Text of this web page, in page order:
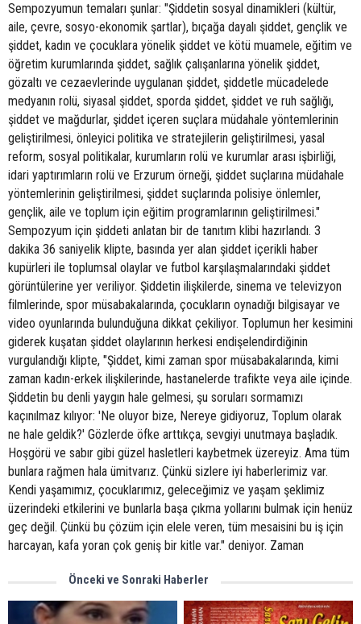
Sempozyumun temaları şunlar: "Şiddetin sosyal dinamikleri (kültür,
aile, çevre, sosyo-ekonomik şartlar), bıçağa dayalı şiddet, gençlik ve
şiddet, kadın ve çocuklara yönelik şiddet ve kötü muamele, eğitim ve
öğretim kurumlarında şiddet, sağlık çalışanlarına yönelik şiddet,
gözaltı ve cezaevlerinde uygulanan şiddet, şiddetle mücadelede
medyanın rolü, siyasal şiddet, sporda şiddet, şiddet ve ruh sağlığı,
şiddet ve mağdurlar, şiddet içeren suçlara müdahale yöntemlerinin
geliştirilmesi, önleyici politika ve stratejilerin geliştirilmesi, yasal
reform, sosyal politikalar, kurumların rolü ve kurumlar arası işbirliği,
idari yaptırımların rolü ve Erzurum örneği, şiddet suçlarına müdahale
yöntemlerinin geliştirilmesi, şiddet suçlarında polisiye önlemler,
gençlik, aile ve toplum için eğitim programlarının geliştirilmesi."
Sempozyum için şiddeti anlatan bir de tanıtım klibi hazırlandı. 3
dakika 36 saniyelik klipte, basında yer alan şiddet içerikli haber
kupürleri ile toplumsal olaylar ve futbol karşılaşmalarındaki şiddet
görüntülerine yer veriliyor. Şiddetin ilişkilerde, sinema ve televizyon
filmlerinde, spor müsabakalarında, çocukların oynadığı bilgisayar ve
video oyunlarında bulunduğuna dikkat çekiliyor. Toplumun her kesimini
giderek kuşatan şiddet olaylarının herkesi endişelendirdiğinin
vurgulandığı klipte, "Şiddet, kimi zaman spor müsabakalarında, kimi
zaman kadın-erkek ilişkilerinde, hastanelerde trafikte veya aile içinde.
Şiddetin bu denli yaygın hale gelmesi, şu soruları sormamızı
kaçınılmaz kılıyor: 'Ne oluyor bize, Nereye gidiyoruz, Toplum olarak
ne hale geldik?' Gözlerde öfke arttıkça, sevgiyi unutmaya başladık.
Hoşgörü ve sabır gibi güzel hasletleri kaybetmek üzereyiz. Ama tüm
bunlara rağmen hala ümitvarız. Çünkü sizlere iyi haberlerimiz var.
Kendi yaşamımız, çocuklarımız, geleceğimiz ve yaşam şeklimiz
üzerindeki etkilerini ve bunlarla başa çıkma yollarını bulmak için henüz
geç değil. Çünkü bu çözüm için elele veren, tüm mesaisini bu iş için
harcayan, kafa yoran çok geniş bir kitle var." deniyor. Zaman
Önceki ve Sonraki Haberler